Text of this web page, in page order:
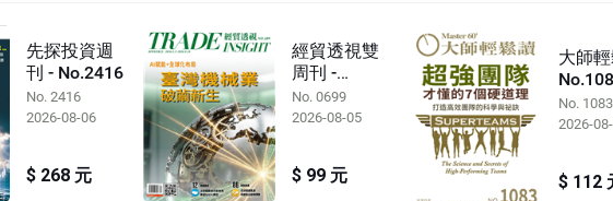
先探投資週
刊 - No.2416
No. 2416
2026-08-06
$ 268 元
經貿透視雙
周刊 -
No.0699
No. 0699
2026-08-05
$ 99 元
大師
No. 1083
2026-
$ 112